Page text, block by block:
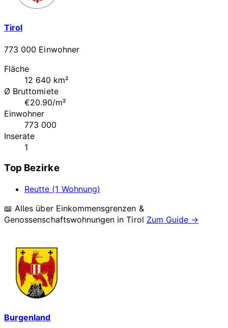
Tirol
773 000 Einwohner
Fläche
12 640 km²
Ø Bruttomiete
€20.90/m²
Einwohner
773 000
Inserate
1
Top Bezirke
Reutte (1 Wohnung)
📖 Alles über Einkommensgrenzen &
Genossenschaftswohnungen inTirol Zum Guide →
Burgenland